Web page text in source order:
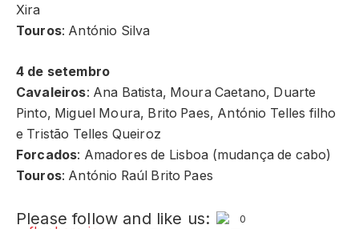
Xira
Touros: António Silva
4 de setembro
Cavaleiros: Ana Batista, Moura Caetano, Duarte
Pinto, Miguel Moura, Brito Paes, António Telles filho
e Tristão Telles Queiroz
Forcados: Amadores de Lisboa (mudança de cabo)
Touros: António Raúl Brito Paes
Please follow and like us:
0